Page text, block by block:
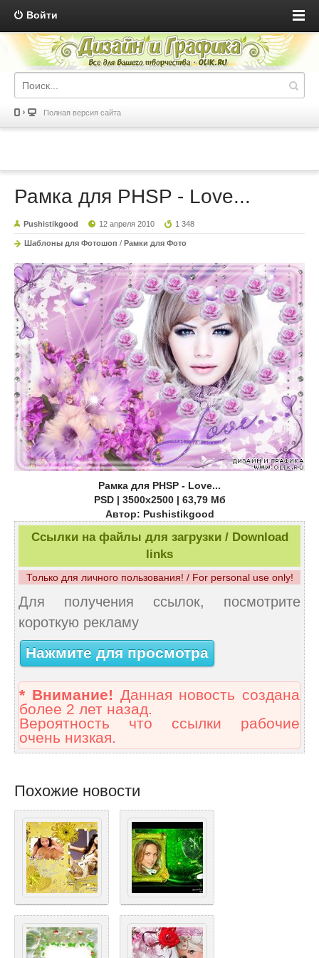
Войти
Полная версия сайта
Рамка для PHSP - Love...
Pushistikgood 12 апреля 2010 1 348
Шаблоны для Фотошоп / Рамки для Фото
Рамка для PHSP - Love...
PSD | 3500x2500 | 63,79 Мб
Автор: Pushistikgood
Ссылки на файлы для загрузки / Download
links
Только для личного пользования! / For personal use only!
Для получения ссылок, посмотрите
короткую рекламу
Нажмите для просмотра
* Внимание! Данная новость создана
более 2 лет назад.
Вероятность что ссылки рабочие
очень низкая.
Похожие новости